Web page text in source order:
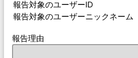
報告対象のユーザーID
報告対象のユーザーニックネーム
報告理由